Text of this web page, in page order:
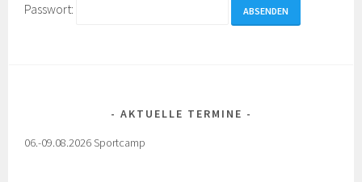
Passwort:
AKTUELLE TERMINE
06.-09.08.2026 Sportcamp